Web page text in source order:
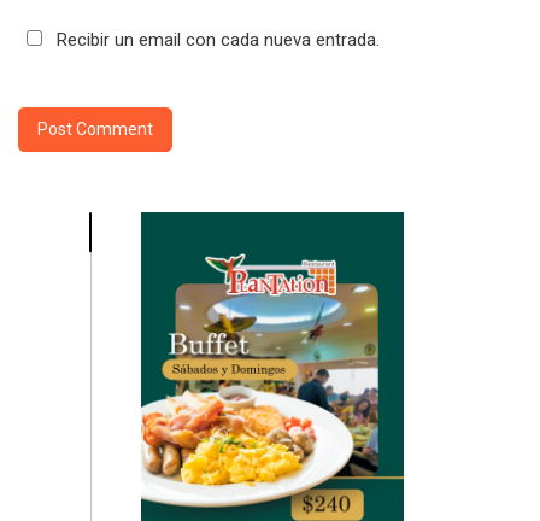
Recibir un email con cada nueva entrada.